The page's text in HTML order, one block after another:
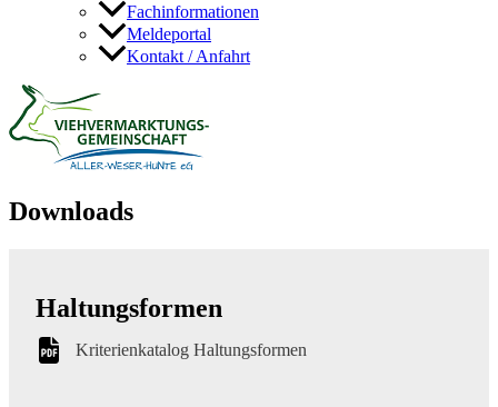
Fachinformationen
Meldeportal
Kontakt / Anfahrt
Downloads
Haltungsformen
Kriterienkatalog Haltungsformen